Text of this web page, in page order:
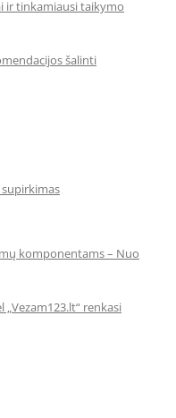
ir tinkamiausi taikymo
šalinti
komponentams – Nuo
renkasi